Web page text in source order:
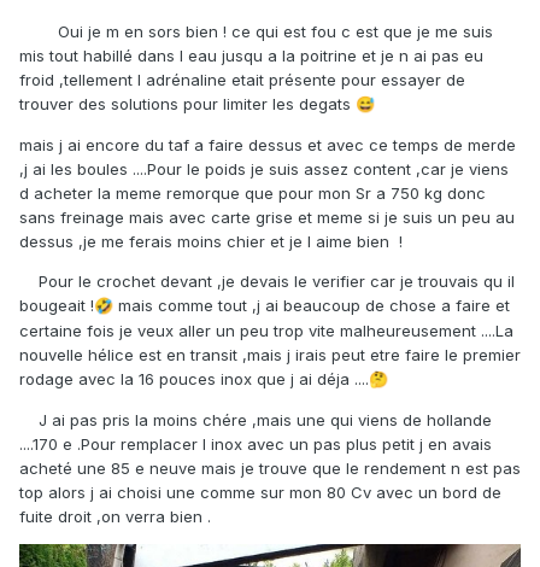
Oui je m en sors bien ! ce qui est fou c est que je me suis
mis tout habillé dans l eau jusqu a la poitrine et je n ai pas eu
froid ,tellement l adrénaline etait présente pour essayer de
trouver des solutions pour limiter les degats 😅
mais j ai encore du taf a faire dessus et avec ce temps de merde
,j ai les boules ....Pour le poids je suis assez content ,car je viens
d acheter la meme remorque que pour mon Sr a 750 kg donc
sans freinage mais avec carte grise et meme si je suis un peu au
dessus ,je me ferais moins chier et je l aime bien !
Pour le crochet devant ,je devais le verifier car je trouvais qu il
bougeait !🤣 mais comme tout ,j ai beaucoup de chose a faire et
certaine fois je veux aller un peu trop vite malheureusement ....La
nouvelle hélice est en transit ,mais j irais peut etre faire le premier
rodage avec la 16 pouces inox que j ai déja ....🤔
J ai pas pris la moins chére ,mais une qui viens de hollande
....170 e .Pour remplacer l inox avec un pas plus petit j en avais
acheté une 85 e neuve mais je trouve que le rendement n est pas
top alors j ai choisi une comme sur mon 80 Cv avec un bord de
fuite droit ,on verra bien .